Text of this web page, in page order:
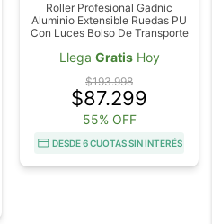
Roller Profesional Gadnic
Aluminio Extensible Ruedas PU
Con Luces Bolso De Transporte
Llega GratisHoy
$193.998
$87.299
55% OFF
DESDE 6 CUOTAS SIN INTERÉS